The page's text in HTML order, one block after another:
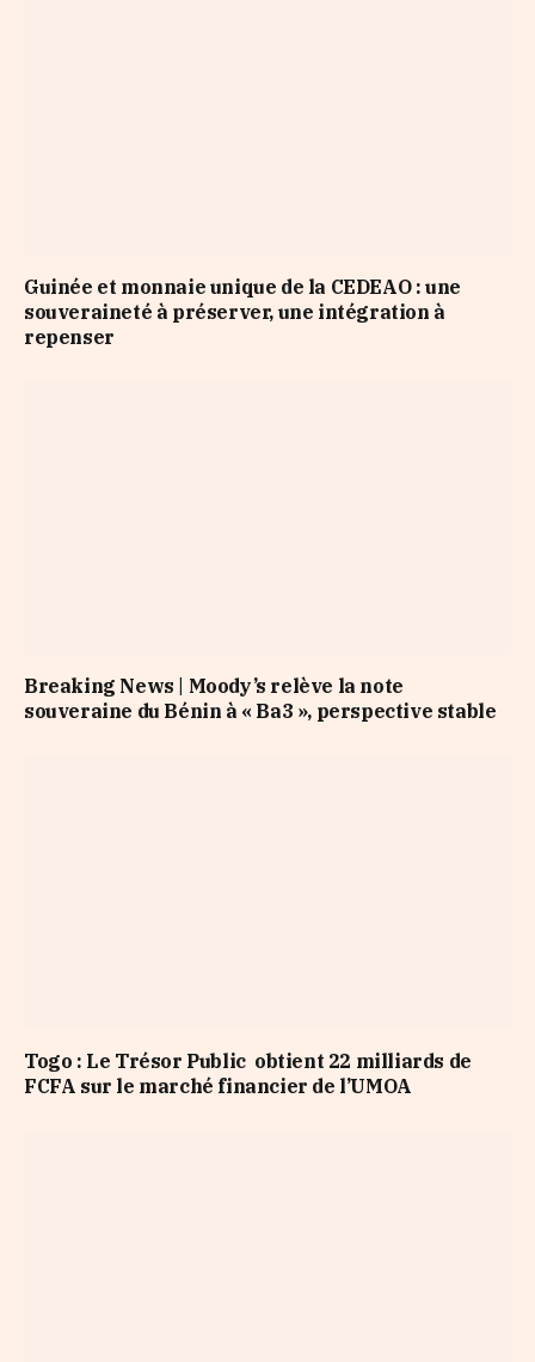
Guinée et monnaie unique de la CEDEAO : une
souveraineté à préserver, une intégration à
repenser
Breaking News | Moody’s relève la note
souveraine du Bénin à « Ba3 », perspective stable
Togo : Le Trésor Public obtient 22 milliards de
FCFA sur le marché financier de l’UMOA